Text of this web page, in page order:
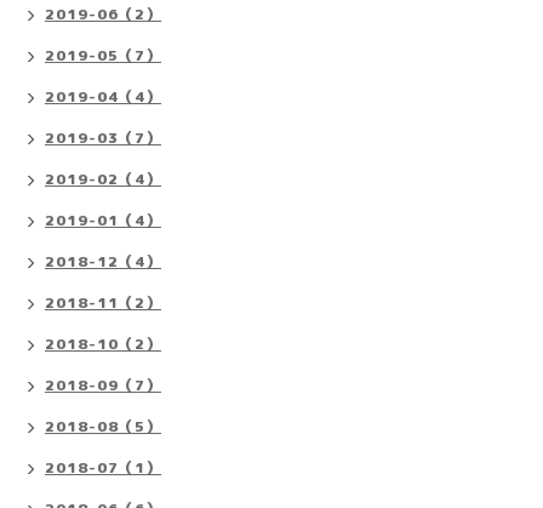
2019-06（2）
2019-05（7）
2019-04（4）
2019-03（7）
2019-02（4）
2019-01（4）
2018-12（4）
2018-11（2）
2018-10（2）
2018-09（7）
2018-08（5）
2018-07（1）